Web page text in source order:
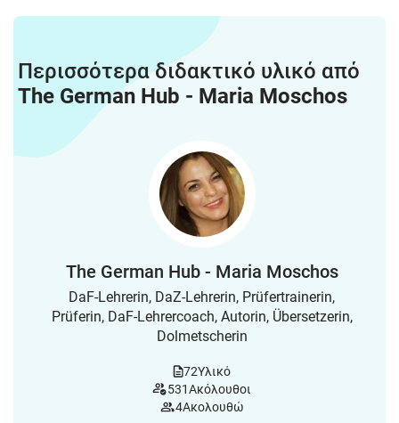
Περισσότερα διδακτικό υλικό από
The German Hub - Maria Moschos
The German Hub - Maria Moschos
DaF-Lehrerin, DaZ-Lehrerin, Prüfertrainerin,
Prüferin, DaF-Lehrercoach, Autorin, Übersetzerin,
Dolmetscherin
72Υλικό
531Ακόλουθοι
4Ακολουθώ